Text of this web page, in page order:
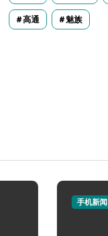
高通 魅族
手机新闻